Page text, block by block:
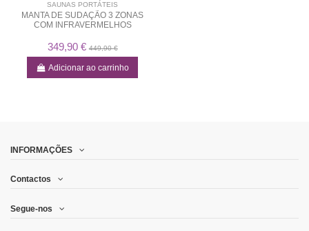
SAUNAS PORTÁTEIS
MANTA DE SUDAÇÃO 3 ZONAS
COM INFRAVERMELHOS
349,90 €449,90 €
Adicionar ao carrinho
INFORMAÇÕES
Contactos
Segue-nos